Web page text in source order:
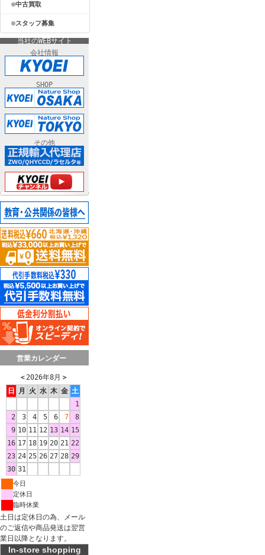
中古買取
スタッフ募集
当社のWEBサイト
会社情報
SHOP
その他
営業カレンダー
＜ 2026年8月 ＞
日
月 火 水 木 金 土
1
2
3 4 5 6 7
8
9 10 11 12 13 14 15
16 17 18 19 20 21 22
23 24 25 26 27 28 29
30 31
今日
定休日
臨時休業
土日は定休日の為、メール
のご返信や商品発送は翌営
業日以降となります。
In-store shopping